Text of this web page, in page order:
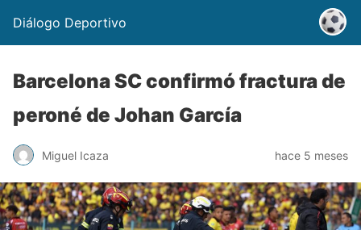
Diálogo Deportivo
Barcelona SC confirmó fractura de
peroné de Johan García
Miguel Icaza hace 5 meses